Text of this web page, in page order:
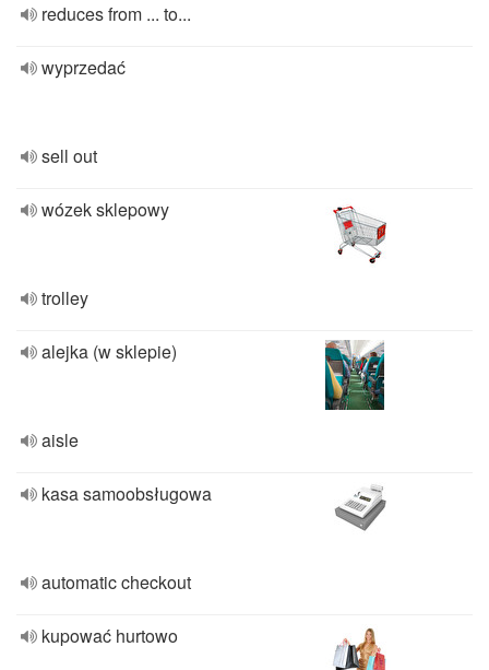
reduces from ... to...
wyprzedać
sell out
wózek sklepowy
trolley
alejka (w sklepie)
aisle
kasa samoobsługowa
automatic checkout
kupować hurtowo